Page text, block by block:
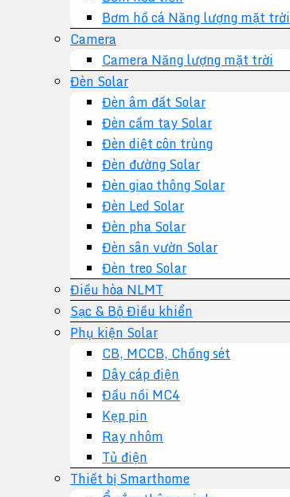
Bơm hồ cá Năng lượng mặt trời
Camera
Camera Năng lượng mặt trời
Đèn Solar
Đèn âm đất Solar
Đèn cầm tay Solar
Đèn diệt côn trùng
Đèn đường Solar
Đèn giao thông Solar
Đèn Led Solar
Đèn pha Solar
Đèn sân vườn Solar
Đèn treo Solar
Điều hòa NLMT
Sạc & Bộ Điều khiển
Phụ kiện Solar
CB, MCCB, Chống sét
Dây cáp điện
Đầu nối MC4
Kẹp pin
Ray nhôm
Tủ điện
Thiết bị Smarthome